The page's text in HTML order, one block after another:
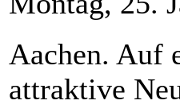
Aachen. Auf
attraktive